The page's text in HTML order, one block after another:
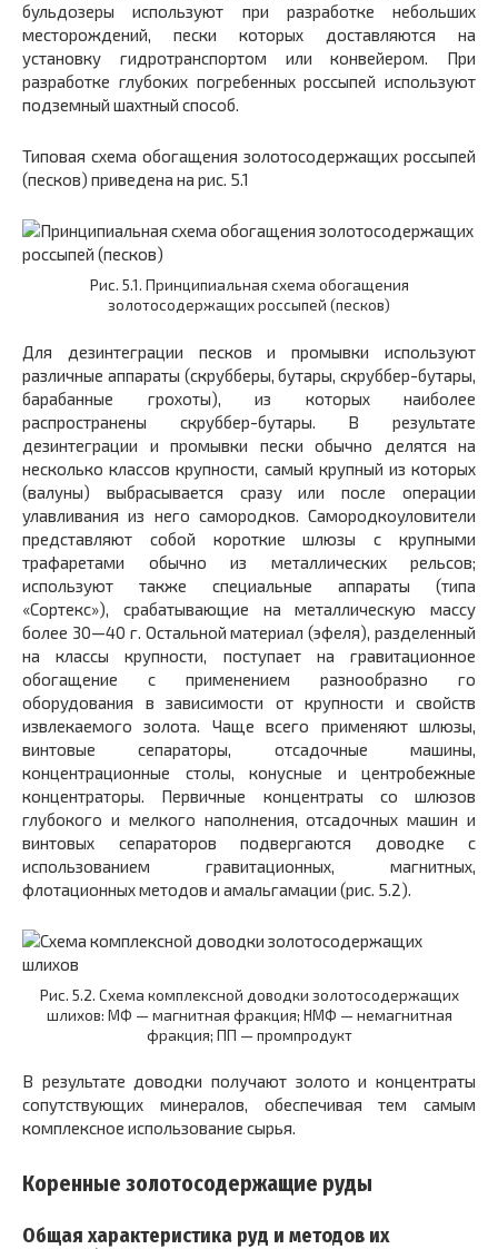
бульдозеры используют при разработке небольших
месторождений, пески которых доставляются на
установку гидротранспортом или конвейером. При
разработке глубоких погребенных россыпей используют
подземный шахтный способ.
Типовая схема обогащения золотосодержащих россыпей
(песков) приведена на рис. 5.1
Рис. 5.1. Принципиальная схема обогащения
золотосодержащих россыпей (песков)
Для дезинтеграции песков и промывки используют
различные аппараты (скрубберы, бутары, скруббер-бутары,
барабанные грохоты), из которых наиболее
распространены скруббер-бутары. В результате
дезинтеграции и промывки пески обычно делятся на
несколько классов крупности, самый крупный из которых
(валуны) выбрасывается сразу или после операции
улавливания из него самородков. Самородкоуловители
представляют собой короткие шлюзы с крупными
трафаретами обычно из металлических рельсов;
используют также специальные аппараты (типа
«Сортекс»), срабатывающие на металлическую массу
более 30—40 г. Остальной материал (эфеля), разделенный
на классы крупности, поступает на гравитационное
обогащение с применением разнообразно го
оборудования в зависимости от крупности и свойств
извлекаемого золота. Чаще всего применяют шлюзы,
винтовые сепараторы, отсадочные машины,
концентрационные столы, конусные и центробежные
концентраторы. Первичные концентраты со шлюзов
глубокого и мелкого наполнения, отсадочных машин и
винтовых сепараторов подвергаются доводке с
использованием гравитационных, магнитных,
флотационных методов и амальгамации (рис. 5.2).
Рис. 5.2. Схема комплексной доводки золотосодержащих
шлихов: МФ — магнитная фракция; НМФ — немагнитная
фракция; ПП — промпродукт
В результате доводки получают золото и концентраты
сопутствующих минералов, обеспечивая тем самым
комплексное использование сырья.
Коренные золотосодержащие руды
Общая характеристика руд и методов их